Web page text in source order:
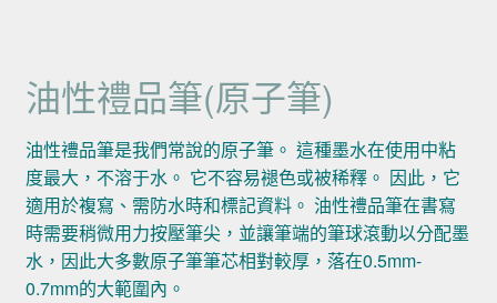
油性禮品筆(原子筆)
油性禮品筆是我們常說的原子筆。 這種墨水在使用中粘
度最大，不溶于水。 它不容易褪色或被稀釋。 因此，它
適用於複寫、需防水時和標記資料。 油性禮品筆在書寫
時需要稍微用力按壓筆尖，並讓筆端的筆球滾動以分配墨
水，因此大多數原子筆筆芯相對較厚，落在0.5mm-
0.7mm的大範圍內。